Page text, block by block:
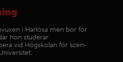
i Harlösa men bor för
hon studerar
vid Högskolan för scen-